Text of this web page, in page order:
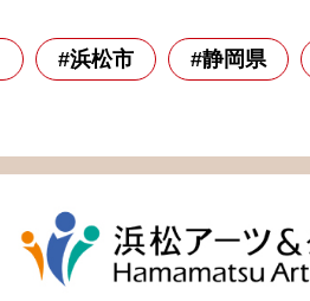
#浜松市 #静岡県